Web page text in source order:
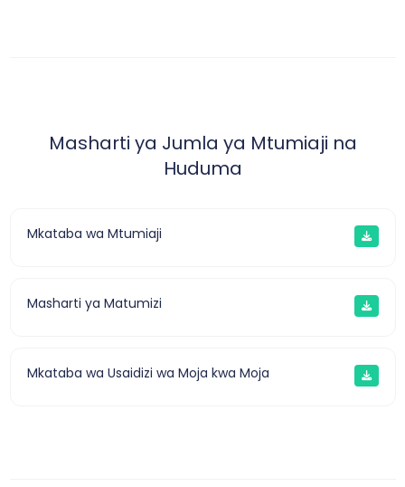
Masharti ya Jumla ya Mtumiaji na
Huduma
Mkataba wa Mtumiaji
Masharti ya Matumizi
Mkataba wa Usaidizi wa Moja kwa Moja